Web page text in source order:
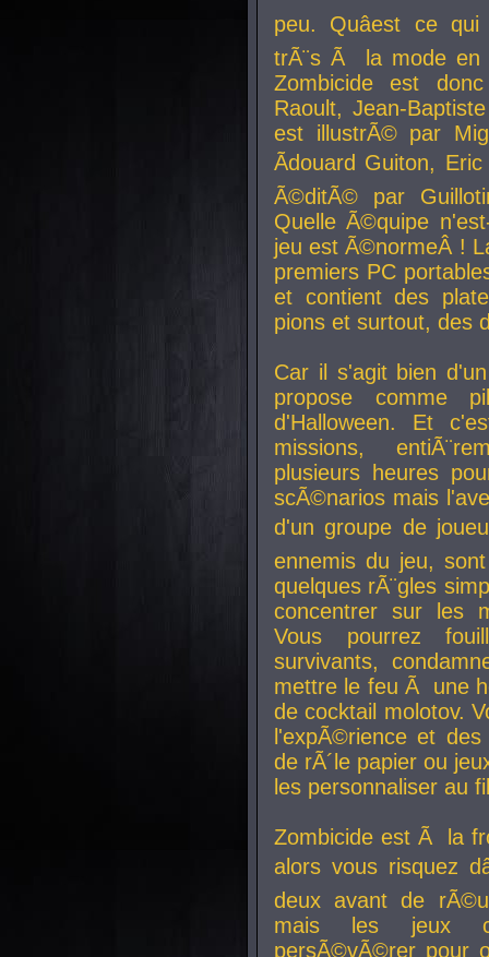
peu. Quâest ce
trÃ¨s Ã la mode en
Zombicide est
Raoult, Jean-
est illustrÃ© par
Ãdouard Guiton,
Ã©ditÃ© par
Quelle Ã©quipe
jeu est Ã©normeÂ !
premiers PC
et contient des
pions et surtout, des
Car il s'agit bien
propose comme
d'Halloween. Et
missions,
plusieurs heures
scÃ©narios mais
d'un groupe de
ennemis du jeu,
quelques rÃ¨gles
concentrer sur les
Vous pourrez
survivants,
mettre le feu Ã une
de cocktail molotov.
l'expÃ©rience et
de rÃ´le papier ou
les personnaliser au
Zombicide est Ã la
alors vous risquez
deux avant de
mais les jeux
persÃ©vÃ©rer pour